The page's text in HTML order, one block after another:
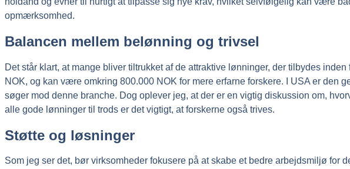
opmærksomhed.
Balancen mellem belønning og trivsel
Det står klart, at mange bliver tiltrukket af de attraktive lønninger, der tilbydes
NOK, og kan være omkring 800.000 NOK for mere erfarne forskere. I USA er den
søger mod denne branche. Dog oplever jeg, at der er en vigtig diskussion om,
alle gode lønninger til trods er det vigtigt, at forskerne også trives.
Støtte og løsninger
Som jeg ser det, bør virksomheder fokusere på at skabe et bedre arbejdsmiljø